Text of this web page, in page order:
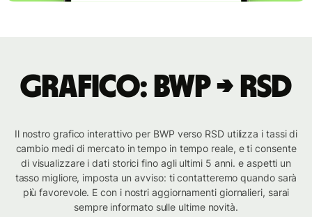
Grafico: BWP → RSD
Il nostro grafico interattivo per BWP verso RSD utilizza i tassi di
cambio medi di mercato in tempo in tempo reale, e ti consente
di visualizzare i dati storici fino agli ultimi 5 anni. e aspetti un
tasso migliore, imposta un avviso: ti contatteremo quando sarà
più favorevole. E con i nostri aggiornamenti giornalieri, sarai
sempre informato sulle ultime novità.